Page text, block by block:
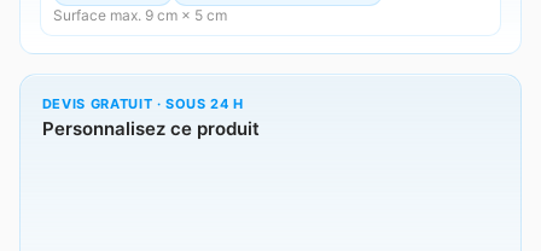
Surface max. 9 cm × 5 cm
DEVIS GRATUIT · SOUS 24 H
Personnalisez ce produit